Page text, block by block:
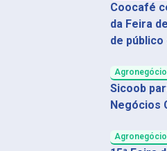
Coocafé
da Feira
de
Sicoob
Negócios